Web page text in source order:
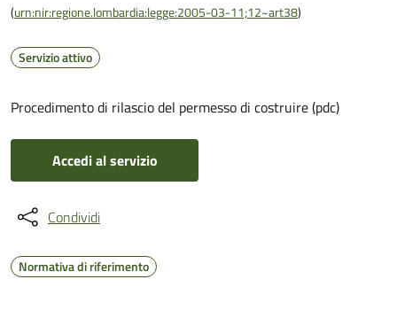
(urn:nir:regione.lombardia:legge:2005-03-11;12~art38)
Servizio attivo
Procedimento di rilascio del permesso di costruire (pdc)
Accedi al servizio
Condividi
Normativa di riferimento